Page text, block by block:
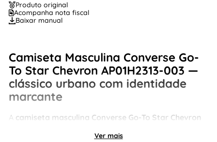
Produto original
Acompanha nota fiscal
Baixar manual
Camiseta Masculina Converse Go-
To Star Chevron AP01H2313-003 —
clássico urbano com identidade
marcante
A camiseta masculina Converse Go-To Star Chevron
camiseta masculina de algodão confortável com
Ver mais